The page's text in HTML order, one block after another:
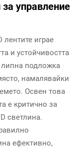
управление
лентите играе
и устойчивостта
липна подложка
намалявайки
Освен това
е критично за
светлина.
ефективно,